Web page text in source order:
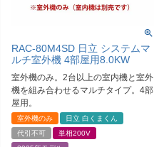
RAC-80M4SD 日立 システムマ
ルチ室外機 4部屋用8.0KW
室外機のみ。2台以上の室内機と室外
機を組み合わせるマルチタイプ。4部
屋用。
室外機のみ
日立 白くまくん
代引不可
単相200V